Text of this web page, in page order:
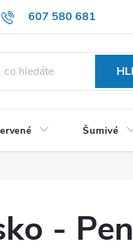
607 580 681
Šumivé
-